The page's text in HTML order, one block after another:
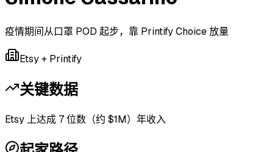
疫情期间从口罩 POD 起步，靠 Printify Choice 放量
Etsy + Printify
关键数据
Etsy 上达成 7 位数（约 $1M）年收入